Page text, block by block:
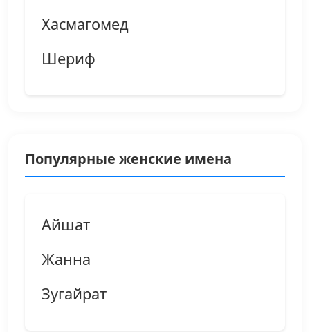
Хасмагомед
Шериф
Популярные женские имена
Айшат
Жанна
Зугайрат